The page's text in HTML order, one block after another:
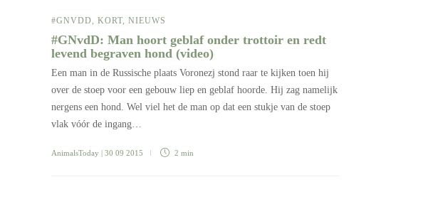
#GNVDD, KORT, NIEUWS
#GNvdD: Man hoort geblaf onder trottoir en redt
levend begraven hond (video)
Een man in de Russische plaats Voronezj stond raar te kijken toen hij
over de stoep voor een gebouw liep en geblaf hoorde. Hij zag namelijk
nergens een hond. Wel viel het de man op dat een stukje van de stoep
vlak vóór de ingang…
AnimalsToday | 30 09 2015 2 min